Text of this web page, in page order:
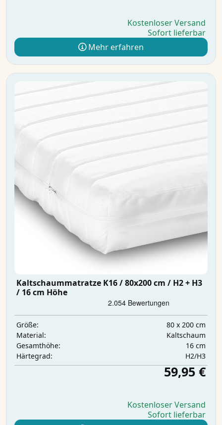
Kostenloser Versand
Sofort lieferbar
Mehr erfahren
Kaltschaummatratze K16 / 80x200 cm / H2 + H3
/ 16 cm Höhe
Größe:
80 x 200 cm
Material:
Kaltschaum
Gesamthöhe:
16 cm
Härtegrad:
H2/H3
59,95 €
Kostenloser Versand
Sofort lieferbar